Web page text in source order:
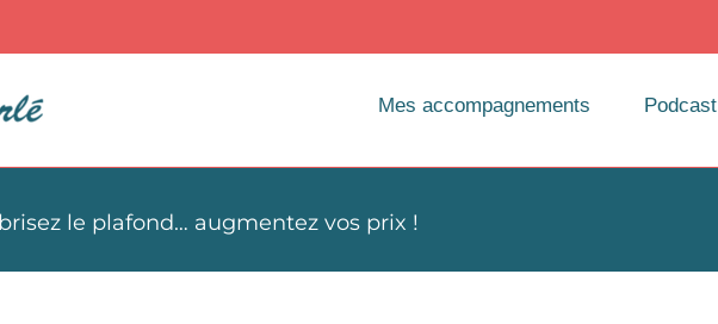
Mes accompagnements Podcast
le plafond… augmentez vos prix !